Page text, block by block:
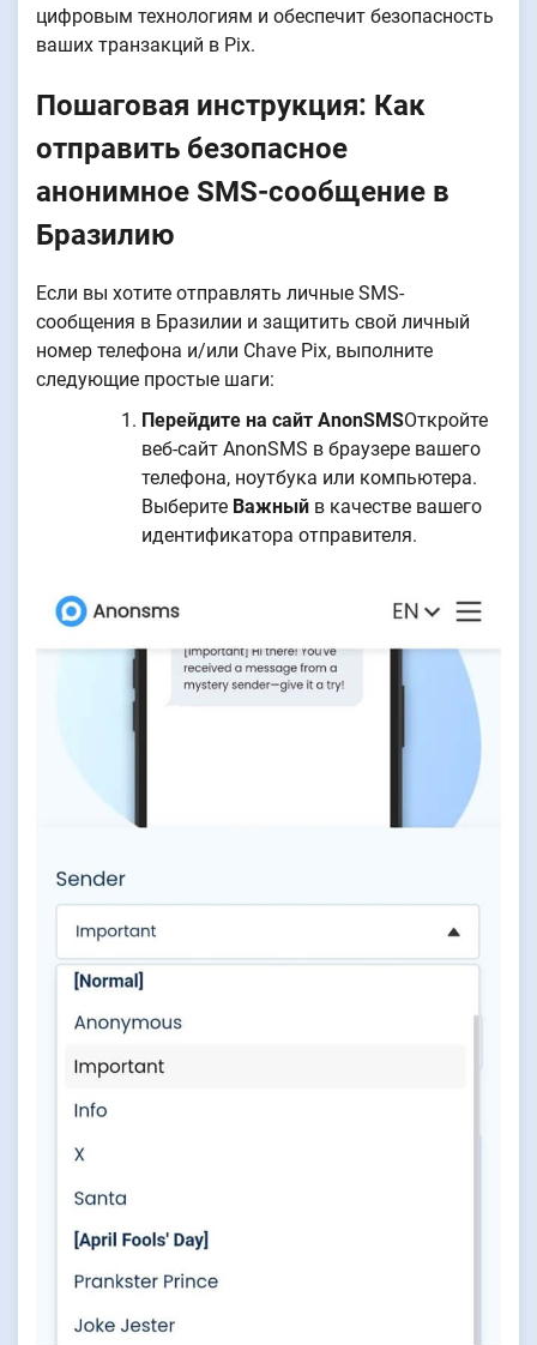
цифровым технологиям и обеспечит безопасность
ваших транзакций в Pix.
Пошаговая инструкция: Как
отправить безопасное
анонимное SMS-сообщение в
Бразилию
Если вы хотите отправлять личные SMS-
сообщения в Бразилии и защитить свой личный
номер телефона и/или Chave Pix, выполните
следующие простые шаги:
Перейдите на сайт AnonSMSОткройте
веб-сайт AnonSMS в браузере вашего
телефона, ноутбука или компьютера.
Выберите Важный в качестве вашего
идентификатора отправителя.